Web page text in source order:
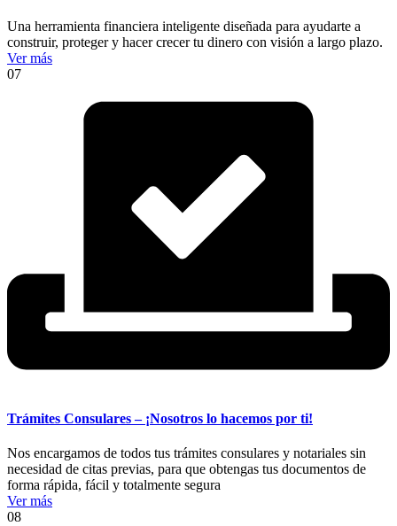
Una herramienta financiera inteligente diseñada para ayudarte a
construir, proteger y hacer crecer tu dinero con visión a largo plazo.
Ver más
07
Trámites Consulares – ¡Nosotros lo hacemos por ti!
Nos encargamos de todos tus trámites consulares y notariales sin
necesidad de citas previas, para que obtengas tus documentos de
forma rápida, fácil y totalmente segura
Ver más
08